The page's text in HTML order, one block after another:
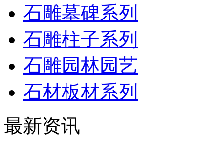
石雕墓碑系列
石雕柱子系列
石雕园林园艺
石材板材系列
最新资讯